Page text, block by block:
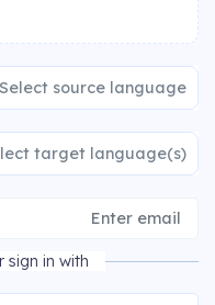
Select source language
target language(s)
sign in with